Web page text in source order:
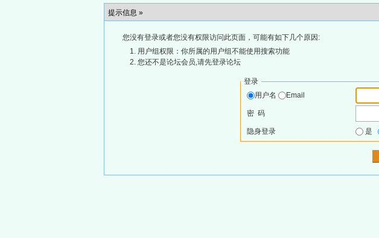
提示信息 »
您没有登录或者您没有权限访问此页面，可能有如下几个原因:
用户组权限：你所属的用户组不能使用搜索功能
您还不是论坛会员,请先登录论坛
登录
用户名
Email
密 码
隐身登录 是